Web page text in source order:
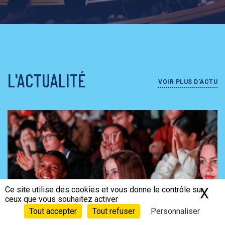
L'ACTUALITÉ VOIR PLUS D'ACTU
Ce site utilise des cookies et vous donne le contrôle sur
ceux que vous souhaitez activer
Tout accepter
Tout refuser Personnaliser
X